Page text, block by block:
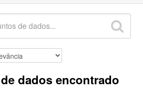
dados encontrado